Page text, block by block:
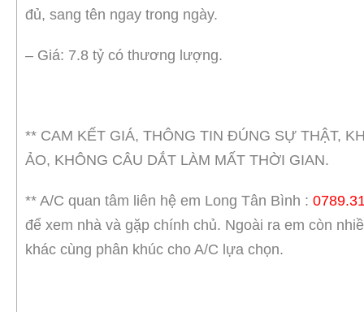
đủ, sang tên ngay trong ngày.
– Giá: 7.8 tỷ có thương lượng.
** CAM KẾT GIÁ, THÔNG TIN ĐÚNG SỰ THẬT,
ẢO, KHÔNG CÂU DẮT LÀM MẤT THỜI GIAN.
** A/C quan tâm liên hệ em Long Tân Bình :
để xem nhà và gặp chính chủ. Ngoài ra em còn
khác cùng phân khúc cho A/C lựa chọn.